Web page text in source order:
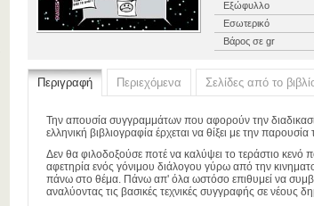
Εξώφυλλο
Εσωτερικό
Βάρος σε gr
Περιγραφή Περιεχόμενα Σελίδες από το
Την απουσία συγγραμμάτων που αφορούν την
ελληνική βιβλιογραφία έρχεται να θίξει με την
Δεν θα φιλοδοξούσε ποτέ να καλύψει το τεράστιο κενό
αφετηρία ενός γόνιμου διάλογου γύρω από την
πάνω στο θέμα. Πάνω απ' όλα ωστόσο επιθυμεί να
αναλύοντας τις βασικές τεχνικές συγγραφής σε νέους